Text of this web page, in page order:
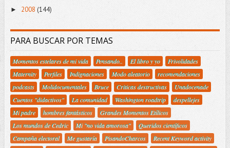
► 2008 (144)
PARA BUSCAR POR TEMAS
Momentos estelares de mi vida Pensando.. El libro y yo
Frivolidades
Maternity
Perfiles Indignaciones Modo aleatorio
recomendaciones
podcasts
Molidocumentales Bruce Criticas destructivas
Unadocenade
Cuentos "didactivos"
La comunidad Washington roadtrip
despellejes
Mi padre
hombres fantásticos
Grandes Momentos Etílicos
Los mundos de Cedric
Mi "no vida amorosa"
Queridos científicos
Campaña electoral
Me gustaría PisandoCharcos
Recent Keyword activity